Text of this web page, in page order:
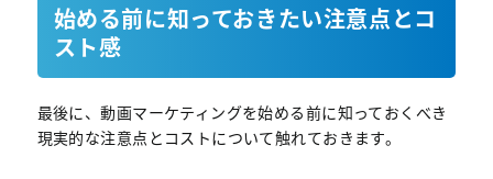
始める前に知っておきたい注意点とコ
スト感
最後に、動画マーケティングを始める前に知っておくべき
現実的な注意点とコストについて触れておきます。